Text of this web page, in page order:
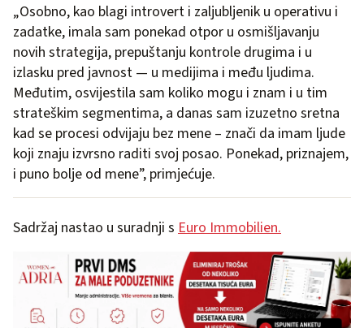
„Osobno, kao blagi introvert i zaljubljenik u operativu i
zadatke, imala sam ponekad otpor u osmišljavanju
novih strategija, prepuštanju kontrole drugima i u
izlasku pred javnost — u medijima i među ljudima.
Međutim, osvijestila sam koliko mogu i znam i u tim
strateškim segmentima, a danas sam izuzetno sretna
kad se procesi odvijaju bez mene – znači da imam ljude
koji znaju izvrsno raditi svoj posao. Ponekad, priznajem,
i puno bolje od mene”, primjećuje.
Sadržaj nastao u suradnji s Euro Immobilien.